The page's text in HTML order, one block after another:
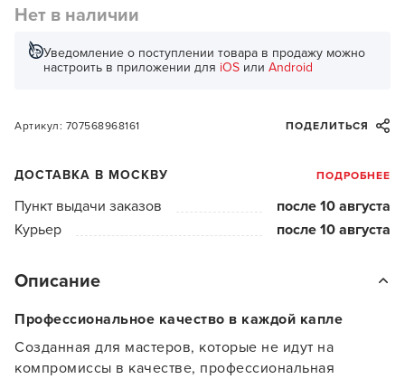
Нет в наличии
Уведомление о поступлении товара в продажу можно
настроить в приложении для iOS или Android
Артикул: 707568968161 ПОДЕЛИТЬСЯ
ДОСТАВКА В МОСКВУ ПОДРОБНЕЕ
Пункт выдачи заказов
после 10 августа
Курьер
после 10 августа
Описание
Профессиональное качество в каждой капле
Созданная для мастеров, которые не идут на
компромиссы в качестве, профессиональная